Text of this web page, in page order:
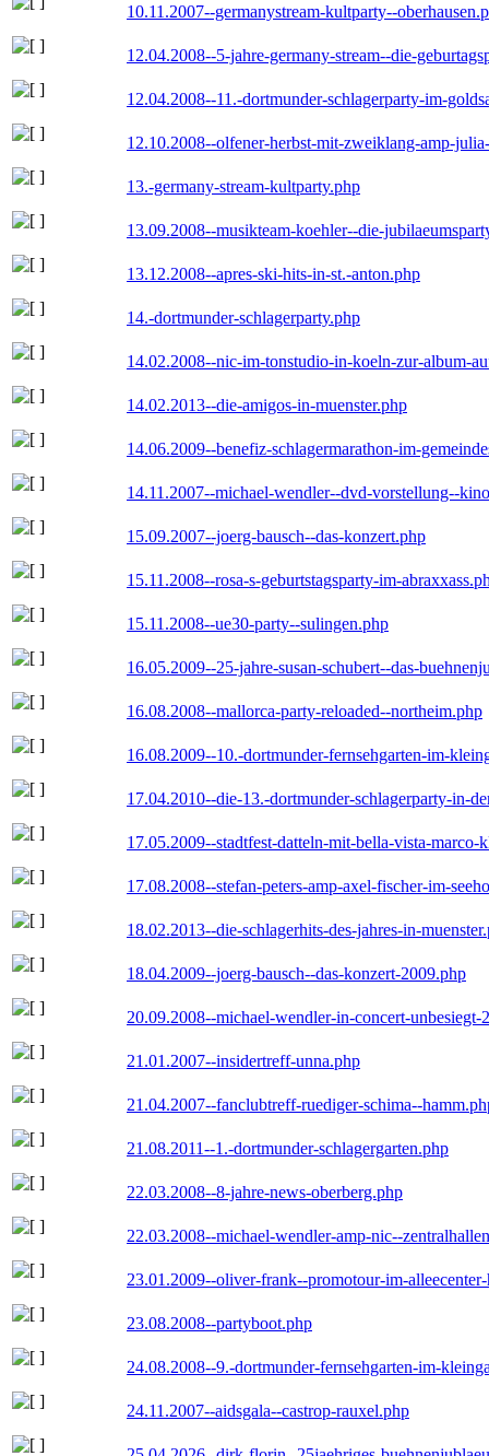
10.11.2007--germanystream-kultparty--
12.04.2008--5-jahre-germany-stream--die-
12.04.2008--11.-dortmunder-schlagerparty-im-
12.10.2008--olfener-herbst-mit-zweiklang-amp-
13.-germany-stream-kultparty.php
13.09.2008--musikteam-koehler--die-
13.12.2008--apres-ski-hits-in-st.-anton.php
14.-dortmunder-schlagerparty.php
14.02.2008--nic-im-tonstudio-in-koeln-zur-album-
14.02.2013--die-amigos-in-muenster.php
14.06.2009--benefiz-schlagermarathon-im-
14.11.2007--michael-wendler--dvd-vorstellung--
15.09.2007--joerg-bausch--das-konzert.php
15.11.2008--rosa-s-geburtstagsparty-im-
15.11.2008--ue30-party--sulingen.php
16.05.2009--25-jahre-susan-schubert--das-
16.08.2008--mallorca-party-reloaded--northeim.php
16.08.2009--10.-dortmunder-fernsehgarten-im-
17.04.2010--die-13.-dortmunder-schlagerparty-in-
17.05.2009--stadtfest-datteln-mit-bella-vista-marco-
17.08.2008--stefan-peters-amp-axel-fischer-im-
18.02.2013--die-schlagerhits-des-jahres-in-
18.04.2009--joerg-bausch--das-konzert-2009.php
20.09.2008--michael-wendler-in-concert-unbesiegt-
21.01.2007--insidertreff-unna.php
21.04.2007--fanclubtreff-ruediger-schima--
21.08.2011--1.-dortmunder-schlagergarten.php
22.03.2008--8-jahre-news-oberberg.php
22.03.2008--michael-wendler-amp-nic--
23.01.2009--oliver-frank--promotour-im-
23.08.2008--partyboot.php
24.08.2008--9.-dortmunder-fernsehgarten-im-
24.11.2007--aidsgala--castrop-rauxel.php